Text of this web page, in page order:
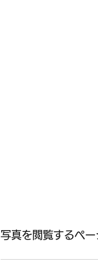
写真を閲覧するペー